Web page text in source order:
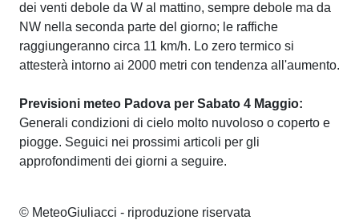
dei venti debole da W al mattino, sempre debole ma da
NW nella seconda parte del giorno; le raffiche
raggiungeranno circa 11 km/h. Lo zero termico si
attesterà intorno ai 2000 metri con tendenza all'aumento.
Previsioni meteo Padova per Sabato 4 Maggio:
Generali condizioni di cielo molto nuvoloso o coperto e
piogge. Seguici nei prossimi articoli per gli
approfondimenti dei giorni a seguire.
© MeteoGiuliacci - riproduzione riservata